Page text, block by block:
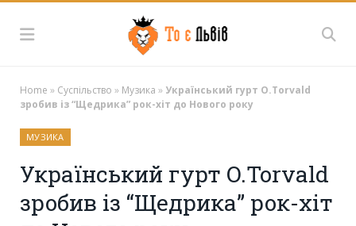
Home » Суспільство » Музика » Український гурт O.Torvald
зробив із “Щедрика” рок-хіт до Нового року
МУЗИКА
Український гурт O.Torvald
зробив із “Щедрика” рок-хіт